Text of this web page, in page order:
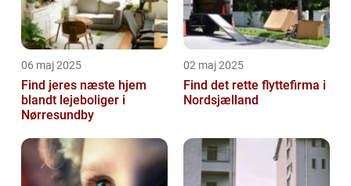
06 maj 2025
Find jeres næste hjem
blandt lejeboliger i
Nørresundby
02 maj 2025
Find det rette flyttefirma i
Nordsjælland